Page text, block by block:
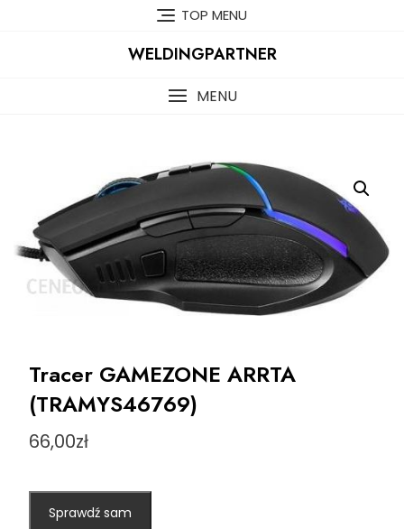
TOP MENU
WELDINGPARTNER
MENU
Tracer GAMEZONE ARRTA
(TRAMYS46769)
66,00zł
Sprawdź sam